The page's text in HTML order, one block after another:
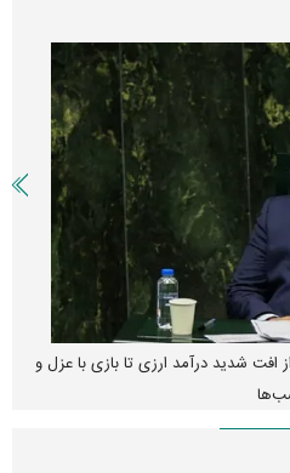
افت شدید درآمد ارزی تا بازی با عزل و